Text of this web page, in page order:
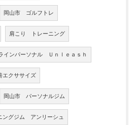
岡山市 ゴルフトレ
肩こり トレーニング
インパーソナル Ｕｎｌｅａｓｈ
クササイズ
岡山市 パーソナルジム
ングジム アンリーシュ